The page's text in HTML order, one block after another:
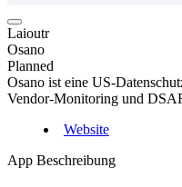
Laioutr
Osano
Planned
Osano ist eine US-
Vendor-Monitoring und
Website
App Beschreibung